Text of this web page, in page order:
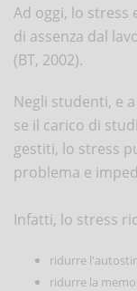
Ad oggi, lo stress
di assenza dal
(BT, 2002).
Negli studenti, e
se il carico di
gestiti, lo stress
problema e
Infatti, lo stress
ridurre
ridurre la